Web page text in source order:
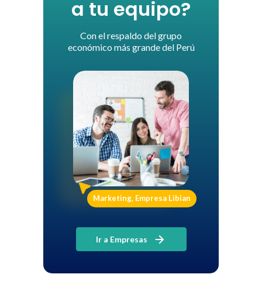
a tu equipo?
Con el respaldo del grupo
económico más grande del Perú
Marketing, Empresa Libian
Ir a Empresas